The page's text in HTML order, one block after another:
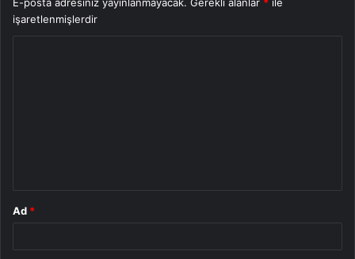
işaretlenmişlerdir
Ad *